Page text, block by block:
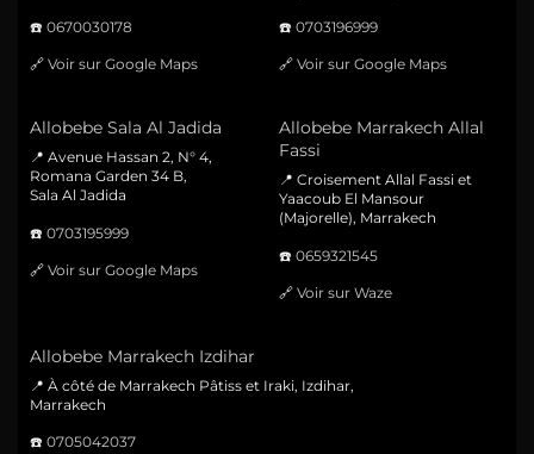
☎️ 0670030178
🔗 Voir sur Google Maps
☎️ 0703196999
🔗 Voir sur Google Maps
Allobebe Sala Al Jadida
📍 Avenue Hassan 2, N° 4,
Romana Garden 34 B,
Sala Al Jadida
☎️ 0703195999
🔗 Voir sur Google Maps
Allobebe Marrakech Allal
Fassi
📍 Croisement Allal Fassi et
Yaacoub El Mansour
(Majorelle), Marrakech
☎️ 0659321545
🔗 Voir sur Waze
Allobebe Marrakech Izdihar
📍 À côté de Marrakech Pâtiss et Iraki, Izdihar,
Marrakech
☎️ 0705042037